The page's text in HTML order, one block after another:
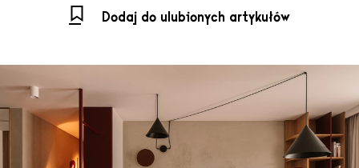
Dodaj do ulubionych artykułów